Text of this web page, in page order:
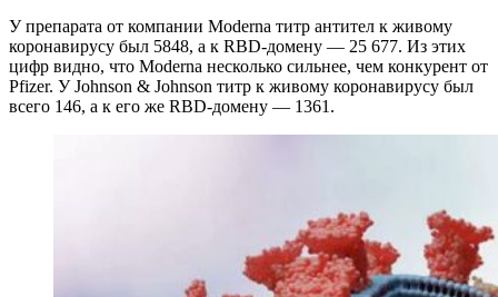
У препарата от компании Moderna титр антител к живому
коронавирусу был 5848, а к RBD-домену — 25 677. Из этих
цифр видно, что Moderna несколько сильнее, чем конкурент от
Pfizer. У Johnson & Johnson титр к живому коронавирусу был
всего 146, а к его же RBD-домену — 1361.